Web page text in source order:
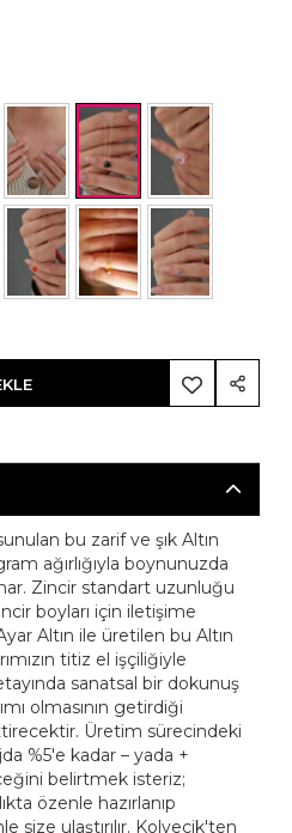
bu zarif ve şık Altın
ağırlığıyla boynunuzda
Zincir standart uzunluğu
boyları için iletişime
Altın ile üretilen bu Altın
titiz el işçiliğiyle
sanatsal bir dokunuş
olmasının getirdiği
Üretim sürecindeki
%5'e kadar – yada +
belirtmek isteriz;
özenle hazırlanıp
size ulaştırılır. Kolyecik'ten